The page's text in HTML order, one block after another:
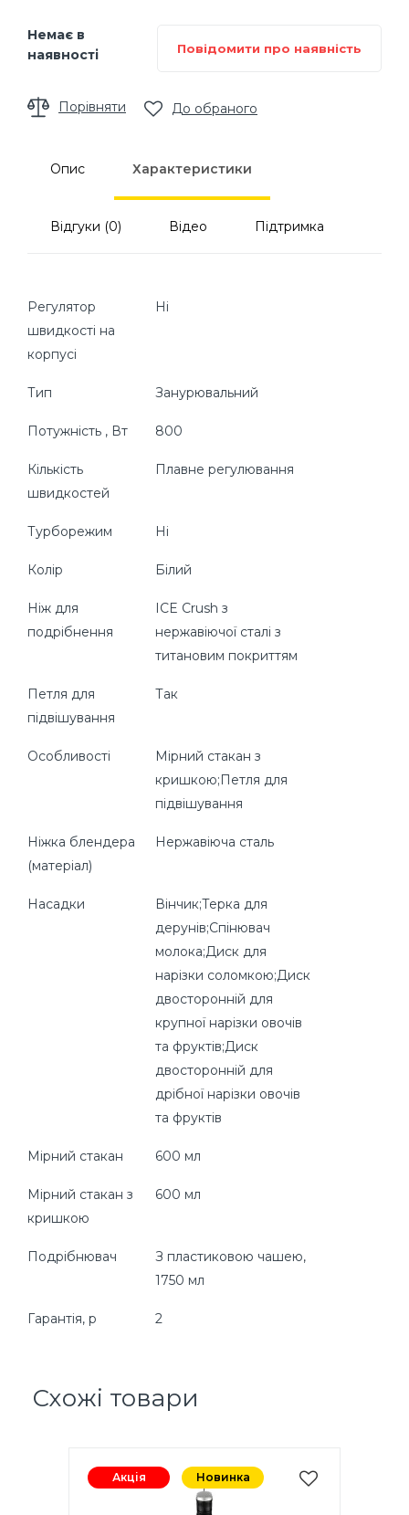
Немає в
наявності
Повідомити про наявність
Порівняти До обраного
Опис Характеристики
Відгуки (0) Відео Підтримка
Регулятор
швидкості на
корпусі
Ні
Тип Занурювальний
Потужність , Вт 800
Кількість
швидкостей
Плавне регулювання
Турборежим Ні
Колір Білий
Ніж для
подрібнення
ICE Crush з
нержавіючої сталі з
титановим покриттям
Петля для
підвішування
Так
Особливості
Мірний стакан з
кришкою;Петля для
підвішування
Ніжка блендера
(матеріал)
Нержавіюча сталь
Насадки
Вінчик;Терка для
дерунів;Спінювач
молока;Диск для
нарізки соломкою;Диск
двосторонній для
крупної нарізки овочів
та фруктів;Диск
двосторонній для
дрібної нарізки овочів
та фруктів
Мірний стакан 600 мл
Мірний стакан з
кришкою
600 мл
Подрібнювач
З пластиковою чашею,
1750 мл
Гарантія, р 2
Схожі товари
Акція Новинка